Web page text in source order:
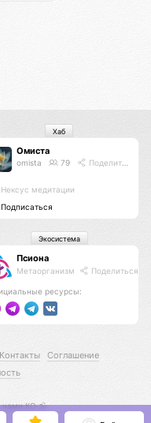
Омиста
omista 79 Поделиться
Нексус медитации
Подписаться
Хаб
Псиона
Метаорганизм Поделиться
ресурсы:
Экосистема
Контакты
Соглашение
нами КО 🕉️